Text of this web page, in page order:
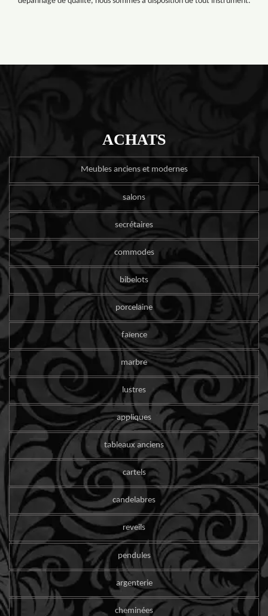
ACHATS
Meubles anciens et modernes
salons
secrétaires
commodes
bibelots
porcelaine
faïence
marbre
lustres
appliques
tableaux anciens
cartels
candelabres
reveils
pendules
argenterie
cheminées